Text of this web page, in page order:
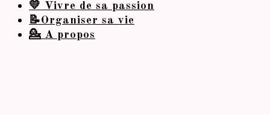
💛 Vivre de sa passion
📝Organiser sa vie
💁 A propos